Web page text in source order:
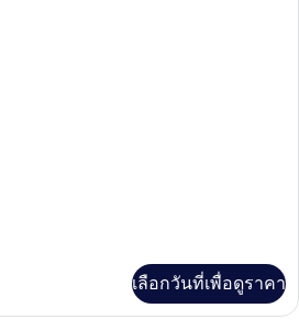
เลือกวันที่เพื่อดูราคา